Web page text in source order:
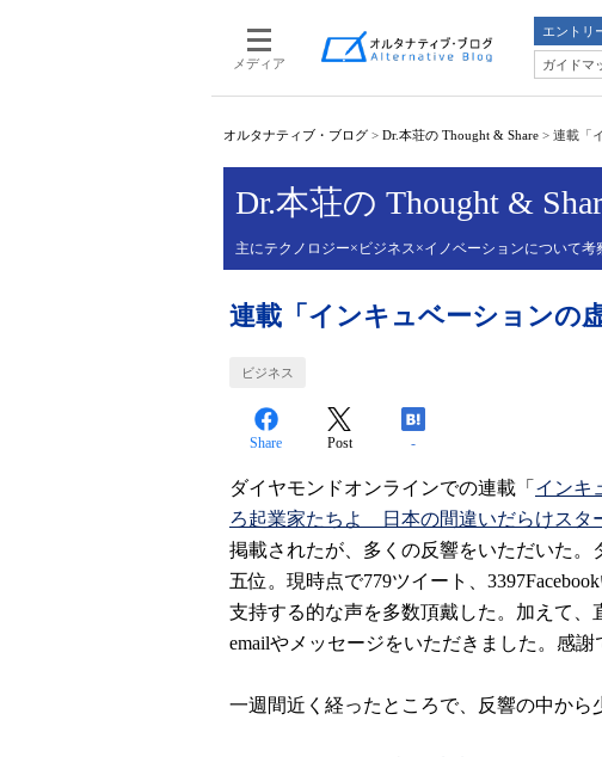
メディア
エントリ
ガイドマ
オルタナティブ・ブログ > Dr.本荘の Thought & Share > 連載「
Dr.本荘の Thought &
主にテクノロジー×ビジネス×イノベーションについて考
連載「インキュベーションの
ビジネス
Share Post -
ダイヤモンドオンラインでの連載「 インキ
ろ起業家たちよ 日本の間違いだらけスタ
掲載されたが、多くの反響をいただいた。
五位。 現時点で779ツイート、
支持する的な声を多数頂戴した。加えて
emailやメッセージをいただきました。 感謝
一週間近く経ったところで、反響の中から